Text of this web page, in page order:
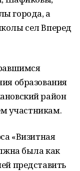
города, а
сел Вперед
образования
район
участникам.
«Визитная
была как
представить